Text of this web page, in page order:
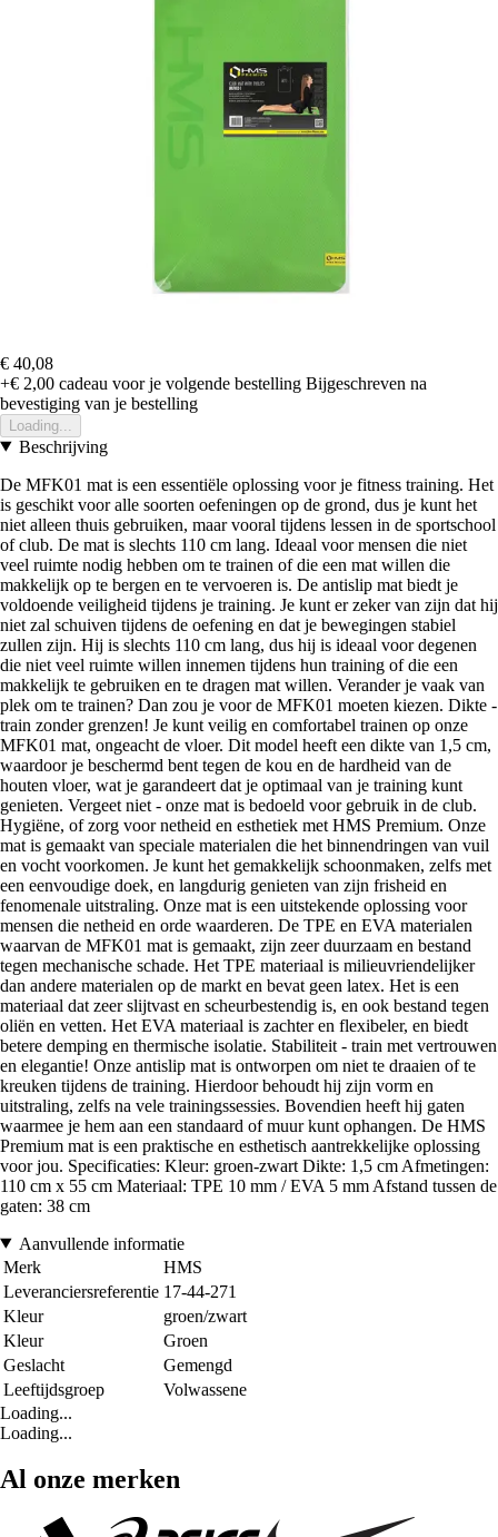
€ 40,08
+€ 2,00 cadeau voor je volgende bestelling Bijgeschreven na
bevestiging van je bestelling
Loading...
Beschrijving
De MFK01 mat is een essentiële oplossing voor je fitness training. Het
is geschikt voor alle soorten oefeningen op de grond, dus je kunt het
niet alleen thuis gebruiken, maar vooral tijdens lessen in de sportschool
of club. De mat is slechts 110 cm lang. Ideaal voor mensen die niet
veel ruimte nodig hebben om te trainen of die een mat willen die
makkelijk op te bergen en te vervoeren is. De antislip mat biedt je
voldoende veiligheid tijdens je training. Je kunt er zeker van zijn dat hij
niet zal schuiven tijdens de oefening en dat je bewegingen stabiel
zullen zijn. Hij is slechts 110 cm lang, dus hij is ideaal voor degenen
die niet veel ruimte willen innemen tijdens hun training of die een
makkelijk te gebruiken en te dragen mat willen. Verander je vaak van
plek om te trainen? Dan zou je voor de MFK01 moeten kiezen. Dikte -
train zonder grenzen! Je kunt veilig en comfortabel trainen op onze
MFK01 mat, ongeacht de vloer. Dit model heeft een dikte van 1,5 cm,
waardoor je beschermd bent tegen de kou en de hardheid van de
houten vloer, wat je garandeert dat je optimaal van je training kunt
genieten. Vergeet niet - onze mat is bedoeld voor gebruik in de club.
Hygiëne, of zorg voor netheid en esthetiek met HMS Premium. Onze
mat is gemaakt van speciale materialen die het binnendringen van vuil
en vocht voorkomen. Je kunt het gemakkelijk schoonmaken, zelfs met
een eenvoudige doek, en langdurig genieten van zijn frisheid en
fenomenale uitstraling. Onze mat is een uitstekende oplossing voor
mensen die netheid en orde waarderen. De TPE en EVA materialen
waarvan de MFK01 mat is gemaakt, zijn zeer duurzaam en bestand
tegen mechanische schade. Het TPE materiaal is milieuvriendelijker
dan andere materialen op de markt en bevat geen latex. Het is een
materiaal dat zeer slijtvast en scheurbestendig is, en ook bestand tegen
oliën en vetten. Het EVA materiaal is zachter en flexibeler, en biedt
betere demping en thermische isolatie. Stabiliteit - train met vertrouwen
en elegantie! Onze antislip mat is ontworpen om niet te draaien of te
kreuken tijdens de training. Hierdoor behoudt hij zijn vorm en
uitstraling, zelfs na vele trainingssessies. Bovendien heeft hij gaten
waarmee je hem aan een standaard of muur kunt ophangen. De HMS
Premium mat is een praktische en esthetisch aantrekkelijke oplossing
voor jou. Specificaties: Kleur: groen-zwart Dikte: 1,5 cm Afmetingen:
110 cm x 55 cm Materiaal: TPE 10 mm / EVA 5 mm Afstand tussen de
gaten: 38 cm
Aanvullende informatie
Merk
HMS
Leveranciersreferentie 17-44-271
Kleur
groen/zwart
Kleur
Groen
Geslacht
Gemengd
Leeftijdsgroep
Volwassene
Loading...
Loading...
Al onze merken